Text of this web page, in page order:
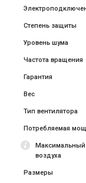
Испания
Промышленные
HCFT/4-560/H
Цена
Цена по
Купить
Испания
Степень защиты
Уровень шума
Частота вращения
Гарантия
Вес
Тип вентилятора
Потребляемая
Максимальный
воздуха
Размеры